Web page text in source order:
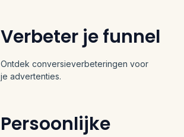
Verbeter je funnel
Ontdek conversieverbeteringen voor
je advertenties.
Persoonlijke